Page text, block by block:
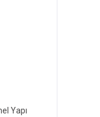
Yapı